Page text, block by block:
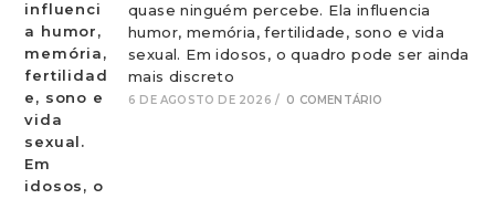
quase ninguém percebe. Ela influencia
humor, memória, fertilidade, sono e vida
sexual. Em idosos, o quadro pode ser ainda
mais discreto
6 DE AGOSTO DE 2026 / 0 COMENTÁRIO